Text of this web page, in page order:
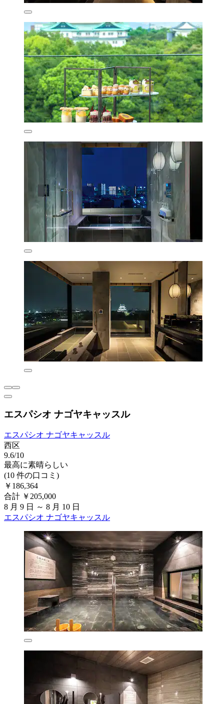
エスパシオ ナゴヤキャッスル
エスパシオ ナゴヤキャッスル
西区
9.6/10
最高に素晴らしい
(10 件の口コミ)
￥186,364
合計 ￥205,000
8 月 9 日 ～ 8 月 10 日
エスパシオ ナゴヤキャッスル